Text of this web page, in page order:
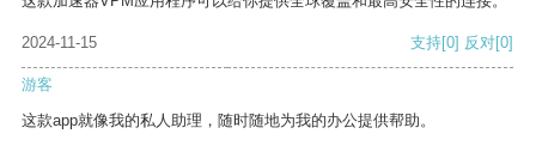
2024-11-15 支持[0] 反对[0]
游客
这款app就像我的私人助理，随时随地为我的办公提供帮助。